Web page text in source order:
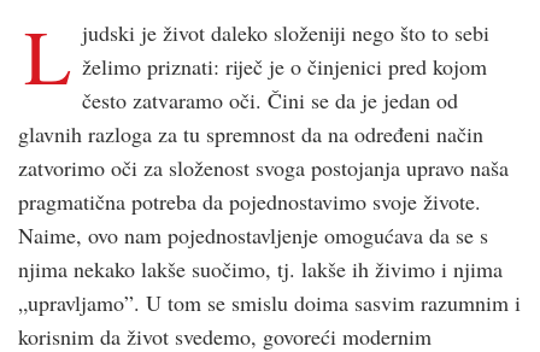
L judski je život daleko složeniji nego što to sebi
želimo priznati: riječ je o činjenici pred kojom
često zatvaramo oči. Čini se da je jedan od
glavnih razloga za tu spremnost da na određeni način
zatvorimo oči za složenost svoga postojanja upravo naša
pragmatična potreba da pojednostavimo svoje živote.
Naime, ovo nam pojednostavljenje omogućava da se s
njima nekako lakše suočimo, tj. lakše ih živimo i njima
„upravljamo”. U tom se smislu doima sasvim razumnim i
korisnim da život svedemo, govoreći modernim